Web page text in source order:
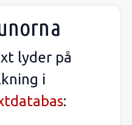
lyder på
i
: